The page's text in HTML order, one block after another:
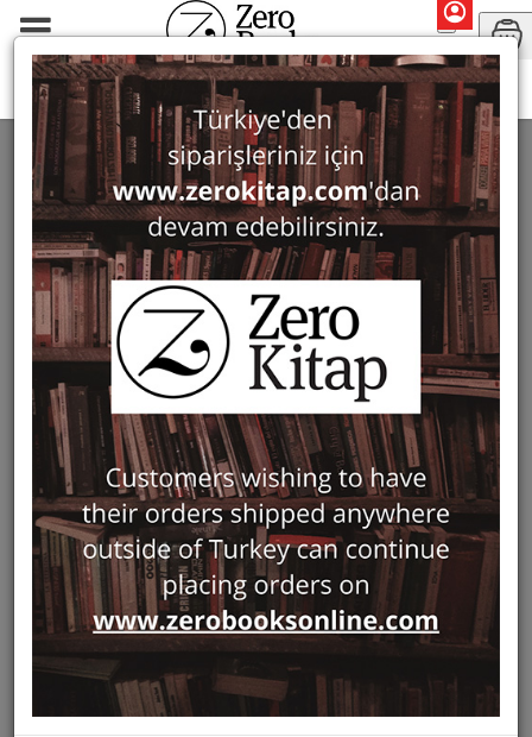
Monographs Prehistory and Archaeology